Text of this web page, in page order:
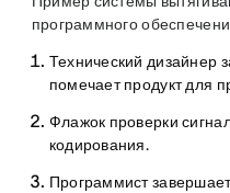
программного
Технический дизайнер
помечает продукт для
Флажок проверки
кодирования.
Программист